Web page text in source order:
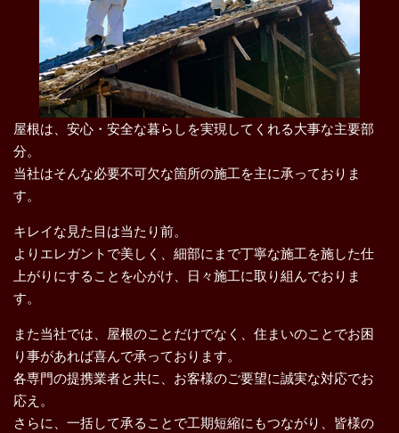
屋根は、安心・安全な暮らしを実現してくれる大事な主要部
分。
当社はそんな必要不可欠な箇所の施工を主に承っておりま
す。
キレイな見た目は当たり前。
よりエレガントで美しく、細部にまで丁寧な施工を施した仕
上がりにすることを心がけ、日々施工に取り組んでおりま
す。
また当社では、屋根のことだけでなく、住まいのことでお困
り事があれば喜んで承っております。
各専門の提携業者と共に、お客様のご要望に誠実な対応でお
応え。
さらに、一括して承ることで工期短縮にもつながり、皆様の